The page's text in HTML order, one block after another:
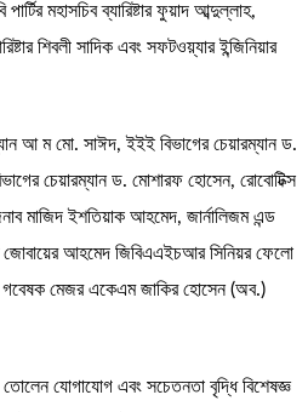
মহাসচিব ব্যারিষ্টার ফুয়াদ আব্দুল্লাহ,
শিবলী সাদিক এবং সফটওয়্যার ইন্জিনিয়ার
আ ম মো. সাঈদ, ইইই বিভাগের চেয়ারম্যান ড.
চেয়ারম্যান ড. মোশারফ হোসেন, রোবোটিক্স
মাজিদ ইশতিয়াক আহমেদ, জার্নালিজম এন্ড
জোবায়ের আহমেদ জিবিএএইচআর সিনিয়র ফেলো
গবেষক মেজর একেএম জাকির হোসেন (অব.)
তোলেন যোগাযোগ এবং সচেতনতা বৃদ্ধি বিশেষজ্ঞ